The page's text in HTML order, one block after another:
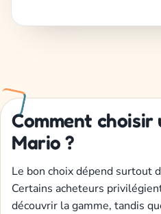
Comment choisir
Mario ?
Le bon choix dépend surtout
Certains acheteurs
découvrir la gamme, tandis